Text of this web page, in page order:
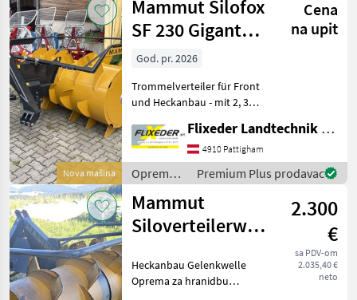
hranidbu
životinja /
Mammut
Nova mašina
Mammut Silofox
SF 230 Gigant
Front-Heck
Cena
na upit
God. pr. 2026
Trommelverteiler für Front
und Heckanbau - mit 2, 30m
Trommeldurchmesser (inkl.
Schaufeln) - mit
Gelenkwelle - mit
Gerätedreieckanbau - mit
92
Flixeder Landtechnik GmbH
4910 Pattigham
Oprema
za
hranidbu
životinja /
Mammut
Premium Plus prodavac
Mammut
Siloverteilerwalze
2.300
€
sa PDV-om
2.035,40 €
neto
Heckanbau Gelenkwelle
Oprema za hranidbu